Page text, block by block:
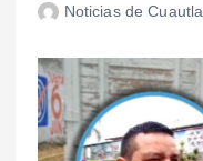
Noticias de Cuautla